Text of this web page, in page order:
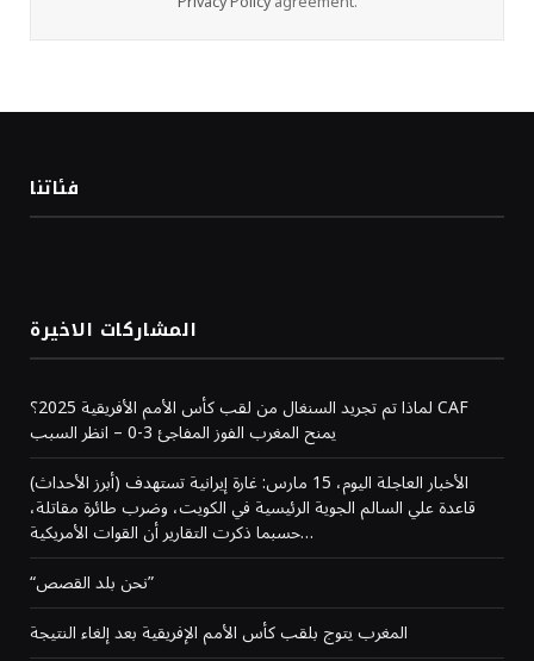
فئاتنا
المشاركات الاخيرة
لماذا تم تجريد السنغال من لقب كأس الأمم الأفريقية 2025؟ CAF
يمنح المغرب الفوز المفاجئ 3-0 – انظر السبب
(أبرز الأحداث) الأخبار العاجلة اليوم، 15 مارس: غارة إيرانية تستهدف
قاعدة علي السالم الجوية الرئيسية في الكويت، وضرب طائرة مقاتلة،
حسبما ذكرت التقارير أن القوات الأمريكية…
“نحن بلد القصص”
المغرب يتوج بلقب كأس الأمم الإفريقية بعد إلغاء النتيجة